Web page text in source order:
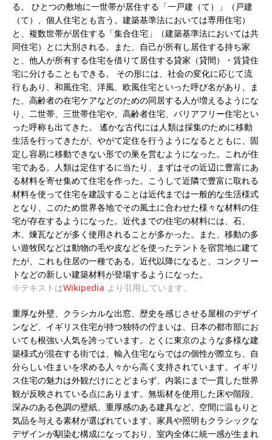
る。 ひとつの敷地に一世帯が居住する「一戸建（て）」（戸建
（て）、個人住宅とも言う。建築基準法においては専用住宅）
と、複数世帯が居住する「集合住宅」（建築基準法においては共
同住宅）とに大別される。また、自己が所有し居住する持ち家
と、他人が所有する住宅を借りて居住する貸家（貸間）・賃貸住
宅に分けることもできる。 その形には、社会の変化に応じて流
行もあり、和風住宅、洋風、欧風住宅といった呼び名があり、ま
た、高齢者の在宅ケアなどのための同居する人が増えるようにな
り、二世帯、三世帯住宅や、高齢者住宅、バリアフリー住宅とい
った呼称も出てきた。 遙かな古代には人類は採集のために移動
生活を行ってきたが、やがて定住を行うようになるとともに、固
定し容易に移動できない形での巣を営むようになった。これが住
宅である。人類は定住するに当たり、まずはその近辺に豊富にあ
る材料を寄せ集めて住宅を作った。こうして近隣で豊富に取れる
材料を使って住宅を建設することは近代までは一般的な生活様式
となり、このため世界各地でその風土に合わせた様々な材料の住
宅が存在するようになった。近代までの住宅の材料には、石、
木、煉瓦などが多く使用されることが多かった。また、移動の多
い遊牧民などは動物の毛や皮などを使ったテントを宿営地に建て
たが、これも住居の一種である。近代以降になると、コンクリー
トなどの新しい建築材料が登場するようになった。
※テキストはWikipedia より引用しています。
重厚な外壁、クラシカルな出窓、歴史を感じさせる屋根のデザイ
ンなど、イギリス住宅が持つ独特の佇まいは、日本の都市部にお
いても根強い人気を誇っています。とくに東京のような多様な建
築様式が混在する街では、輸入住宅ならではの個性が際立ち、自
分らしい住まいを求める人々から高く支持されています。イギリ
ス住宅の魅力は外観だけにとどまらず、内装にまで一貫した世界
観が反映されている点にあります。無垢材を使用した床や階段、
深みのある色調の壁紙、重厚感のある建具など、空間に温もりと
気品を与える素材が選ばれています。家具や照明もクラシックな
デザインが馴染む構成になっており、室内全体に統一感が生まれ